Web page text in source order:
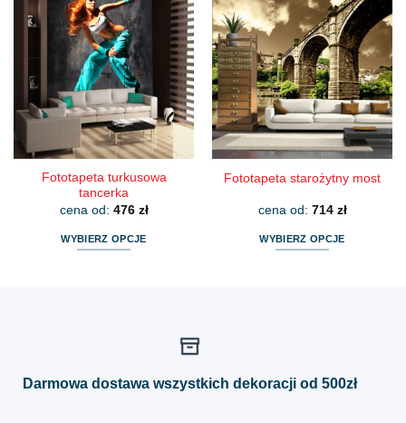
wiele
wariantów.
Opcje
można
wybrać
na
stronie
produktu
wiele
wariantów.
Opcje
można
wybrać
na
stronie
produktu
Fototapeta turkusowa
tancerka
cena od: 476 zł
WYBIERZ OPCJE
wybrać
Fototapeta starożytny most
cena od: 714 zł
WYBIERZ OPCJE
wybrać
Darmowa dostawa wszystkich dekoracji od 500zł